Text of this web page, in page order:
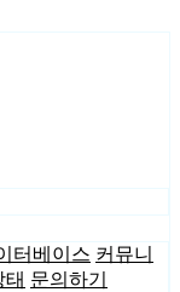
터베이스 커뮤니
문의하기